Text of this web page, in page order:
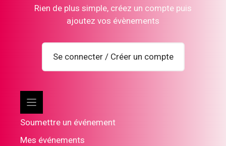
Rien de plus simple, créez un compte puis
ajoutez vos évènements
Se connecter / Créer un compte
Soumettre un événement
Mes événements